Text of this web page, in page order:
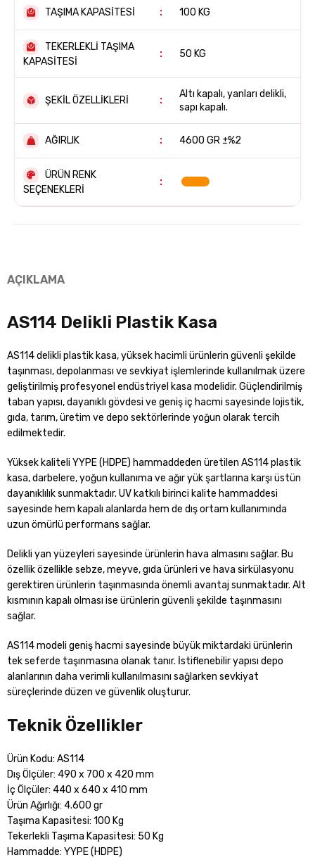
KMS2000 PLASTİK KAPAK TKN12100 PLASTİK KAPAK
TKN1065 PLASTİK KAPAK TKN0880 PLASTİK KAPAK
TKN0860 PLASTİK KAPAK
TAŞIMA KAPASİTESİ : 100 KG
TEKERLEKLİ TAŞIMA
KAPASİTESİ
: 50 KG
ŞEKİL ÖZELLİKLERİ :
Altı kapalı, yanları delikli,
sapı kapalı.
AĞIRLIK : 4600 GR ±%2
ÜRÜN RENK
SEÇENEKLERİ
:
AÇIKLAMA
AS114 Delikli Plastik Kasa
AS114 delikli plastik kasa, yüksek hacimli ürünlerin güvenli şekilde
taşınması, depolanması ve sevkiyat işlemlerinde kullanılmak üzere
geliştirilmiş profesyonel endüstriyel kasa modelidir. Güçlendirilmiş
taban yapısı, dayanıklı gövdesi ve geniş iç hacmi sayesinde lojistik,
gıda, tarım, üretim ve depo sektörlerinde yoğun olarak tercih
edilmektedir.
Yüksek kaliteli YYPE (HDPE) hammaddeden üretilen AS114 plastik
kasa, darbelere, yoğun kullanıma ve ağır yük şartlarına karşı üstün
dayanıklılık sunmaktadır. UV katkılı birinci kalite hammaddesi
sayesinde hem kapalı alanlarda hem de dış ortam kullanımında
uzun ömürlü performans sağlar.
Delikli yan yüzeyleri sayesinde ürünlerin hava almasını sağlar. Bu
özellik özellikle sebze, meyve, gıda ürünleri ve hava sirkülasyonu
gerektiren ürünlerin taşınmasında önemli avantaj sunmaktadır. Alt
kısmının kapalı olması ise ürünlerin güvenli şekilde taşınmasını
sağlar.
AS114 modeli geniş hacmi sayesinde büyük miktardaki ürünlerin
tek seferde taşınmasına olanak tanır. İstiflenebilir yapısı depo
alanlarının daha verimli kullanılmasını sağlarken sevkiyat
süreçlerinde düzen ve güvenlik oluşturur.
Teknik Özellikler
Ürün Kodu: AS114
Dış Ölçüler: 490 x 700 x 420 mm
İç Ölçüler: 440 x 640 x 410 mm
Ürün Ağırlığı: 4.600 gr
Taşıma Kapasitesi: 100 Kg
Tekerlekli Taşıma Kapasitesi: 50 Kg
Hammadde: YYPE (HDPE)